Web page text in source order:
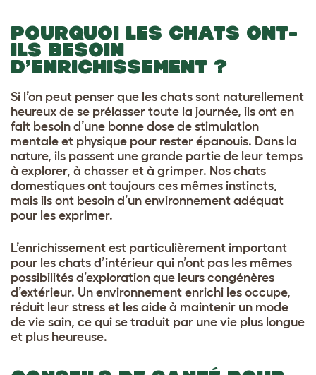
POURQUOI LES CHATS ONT-
ILS BESOIN
D’ENRICHISSEMENT ?
Si l’on peut penser que les chats sont naturellement
heureux de se prélasser toute la journée, ils ont en
fait besoin d’une bonne dose de stimulation
mentale et physique pour rester épanouis. Dans la
nature, ils passent une grande partie de leur temps
à explorer, à chasser et à grimper. Nos chats
domestiques ont toujours ces mêmes instincts,
mais ils ont besoin d’un environnement adéquat
pour les exprimer.
L’enrichissement est particulièrement important
pour les chats d’intérieur qui n’ont pas les mêmes
possibilités d’exploration que leurs congénères
d’extérieur. Un environnement enrichi les occupe,
réduit leur stress et les aide à maintenir un mode
de vie sain, ce qui se traduit par une vie plus longue
et plus heureuse.